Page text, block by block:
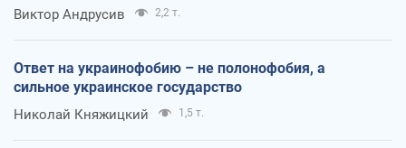
Виктор Андрусив 2,2 т.
Ответ на украинофобию – не полонофобия, а
сильное украинское государство
Николай Княжицкий 1,5 т.